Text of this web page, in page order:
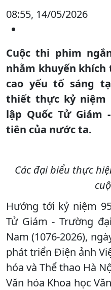
08:55, 14/05/2026
Cuộc thi phim
nhằm khuyến
cao yếu tố sáng
thiết thực kỷ niệm
lập Quốc Tử Giám
tiên của nước ta.
Các đại biểu thực
Hướng tới kỷ niệm
Tử Giám - Trường
Nam (1076-2026),
phát triển Điện ảnh
hóa và Thể thao Hà
Văn hóa Khoa học